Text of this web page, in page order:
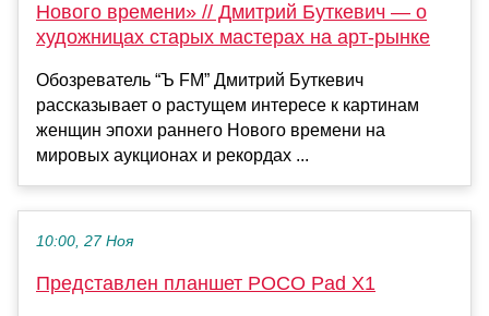
Нового времени» // Дмитрий Буткевич — о
художницах старых мастерах на арт-рынке
Обозреватель “Ъ FM” Дмитрий Буткевич
рассказывает о растущем интересе к картинам
женщин эпохи раннего Нового времени на
мировых аукционах и рекордах ...
10:00, 27 Ноя
Представлен планшет POCO Pad X1